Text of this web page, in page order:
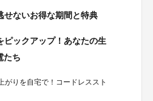
せないお得な期間と特典
ピックアップ！あなたの生
たち
がりを自宅で！コードレススト